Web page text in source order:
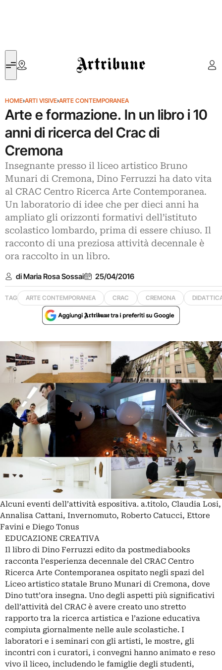
Artribune
HOME›ARTI VISIVE›ARTE CONTEMPORANEA
Arte e formazione. In un libro i 10
anni di ricerca del Crac di
Cremona
Insegnante presso il liceo artistico Bruno
Munari di Cremona, Dino Ferruzzi ha dato vita
al CRAC Centro Ricerca Arte Contemporanea.
Un laboratorio di idee che per dieci anni ha
ampliato gli orizzonti formativi dell’istituto
scolastico lombardo, prima di essere chiuso. Il
racconto di una preziosa attività decennale è
ora raccolto in un libro.
di Maria Rosa Sossai 25/04/2016
TAG ARTE CONTEMPORANEA CRAC CREMONA
Alcuni eventi dell’attività espositiva. a.titolo, Claudia Losi,
Annalisa Cattani, Invernomuto, Roberto Catucci, Ettore
Favini e Diego Tonus
EDUCAZIONE CREATIVA
Il libro di Dino Ferruzzi edito da postmediabooks
racconta l’esperienza decennale del CRAC Centro
Ricerca Arte Contemporanea ospitato negli spazi del
Liceo artistico statale Bruno Munari di Cremona, dove
Dino tutt’ora insegna. Uno degli aspetti più significativi
dell’attività del CRAC è avere creato uno stretto
rapporto tra la ricerca artistica e l’azione educativa
compiuta giornalmente nelle aule scolastiche. I
laboratori e i seminari con gli artisti, le mostre, gli
incontri con i curatori, i convegni hanno animato e reso
vivo il liceo, includendo le famiglie degli studenti,